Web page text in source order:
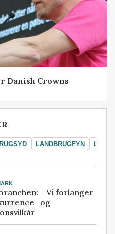
Danish Crowns
LANDBRUGFYN
- Vi forlanger
og